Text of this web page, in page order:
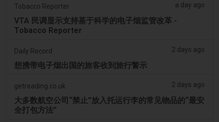
Tobacco Reporter a day ago
VTA 民调显示支持基于科学的电子烟监管改革 -
Tobacco Reporter
Daily Record 2 days ago
想携带电子烟出国的旅客收到旅行警示
getreading.co.uk 2 days ago
大多数航空公司“禁止”放入托运行李的常见物品的“最安
全打包方法”